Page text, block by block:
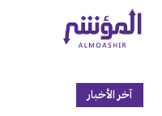
آخر الأخبار